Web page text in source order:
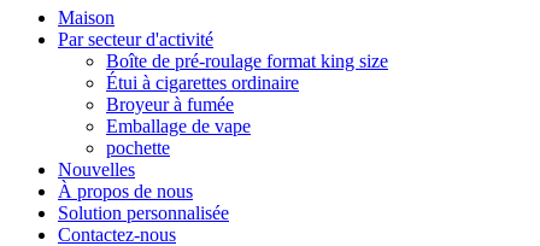
Maison
Par secteur d'activité
Boîte de pré-roulage format king size
Étui à cigarettes ordinaire
Broyeur à fumée
Emballage de vape
pochette
Nouvelles
À propos de nous
Solution personnalisée
Contactez-nous